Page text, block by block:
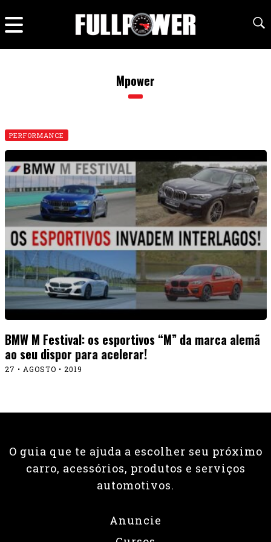
Mpower
PERFORMANCE
BMW M Festival: os esportivos “M” da marca alemã
ao seu dispor para acelerar!
27 • AGOSTO • 2019
O guia que te ajuda a escolher seu próximo
carro, acessórios, produtos e serviços
automotivos.
Anuncie